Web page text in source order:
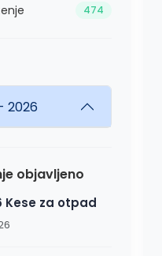
474
2026
objavljeno
Kese za otpad